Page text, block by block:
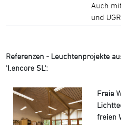
Auch
und
Referenzen - Leuchtenprojekte
'l.encore SL':
Freie
freien